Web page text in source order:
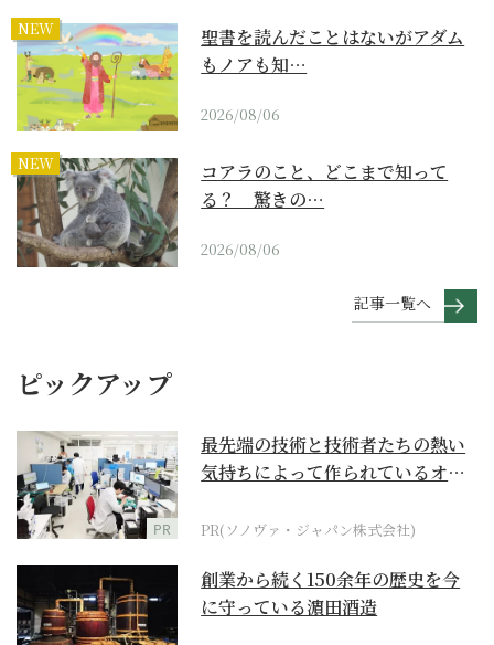
NEW
聖書を読んだことはないがアダム
もノアも知…
2026/08/06
NEW
コアラのこと、どこまで知って
る？ 驚きの…
2026/08/06
記事一覧へ
ピックアップ
PR
最先端の技術と技術者たちの熱い
気持ちによって作られているオー
PR(ソノヴァ・ジャパン株式会社)
創業から続く150余年の歴史を今
に守っている濵田酒造